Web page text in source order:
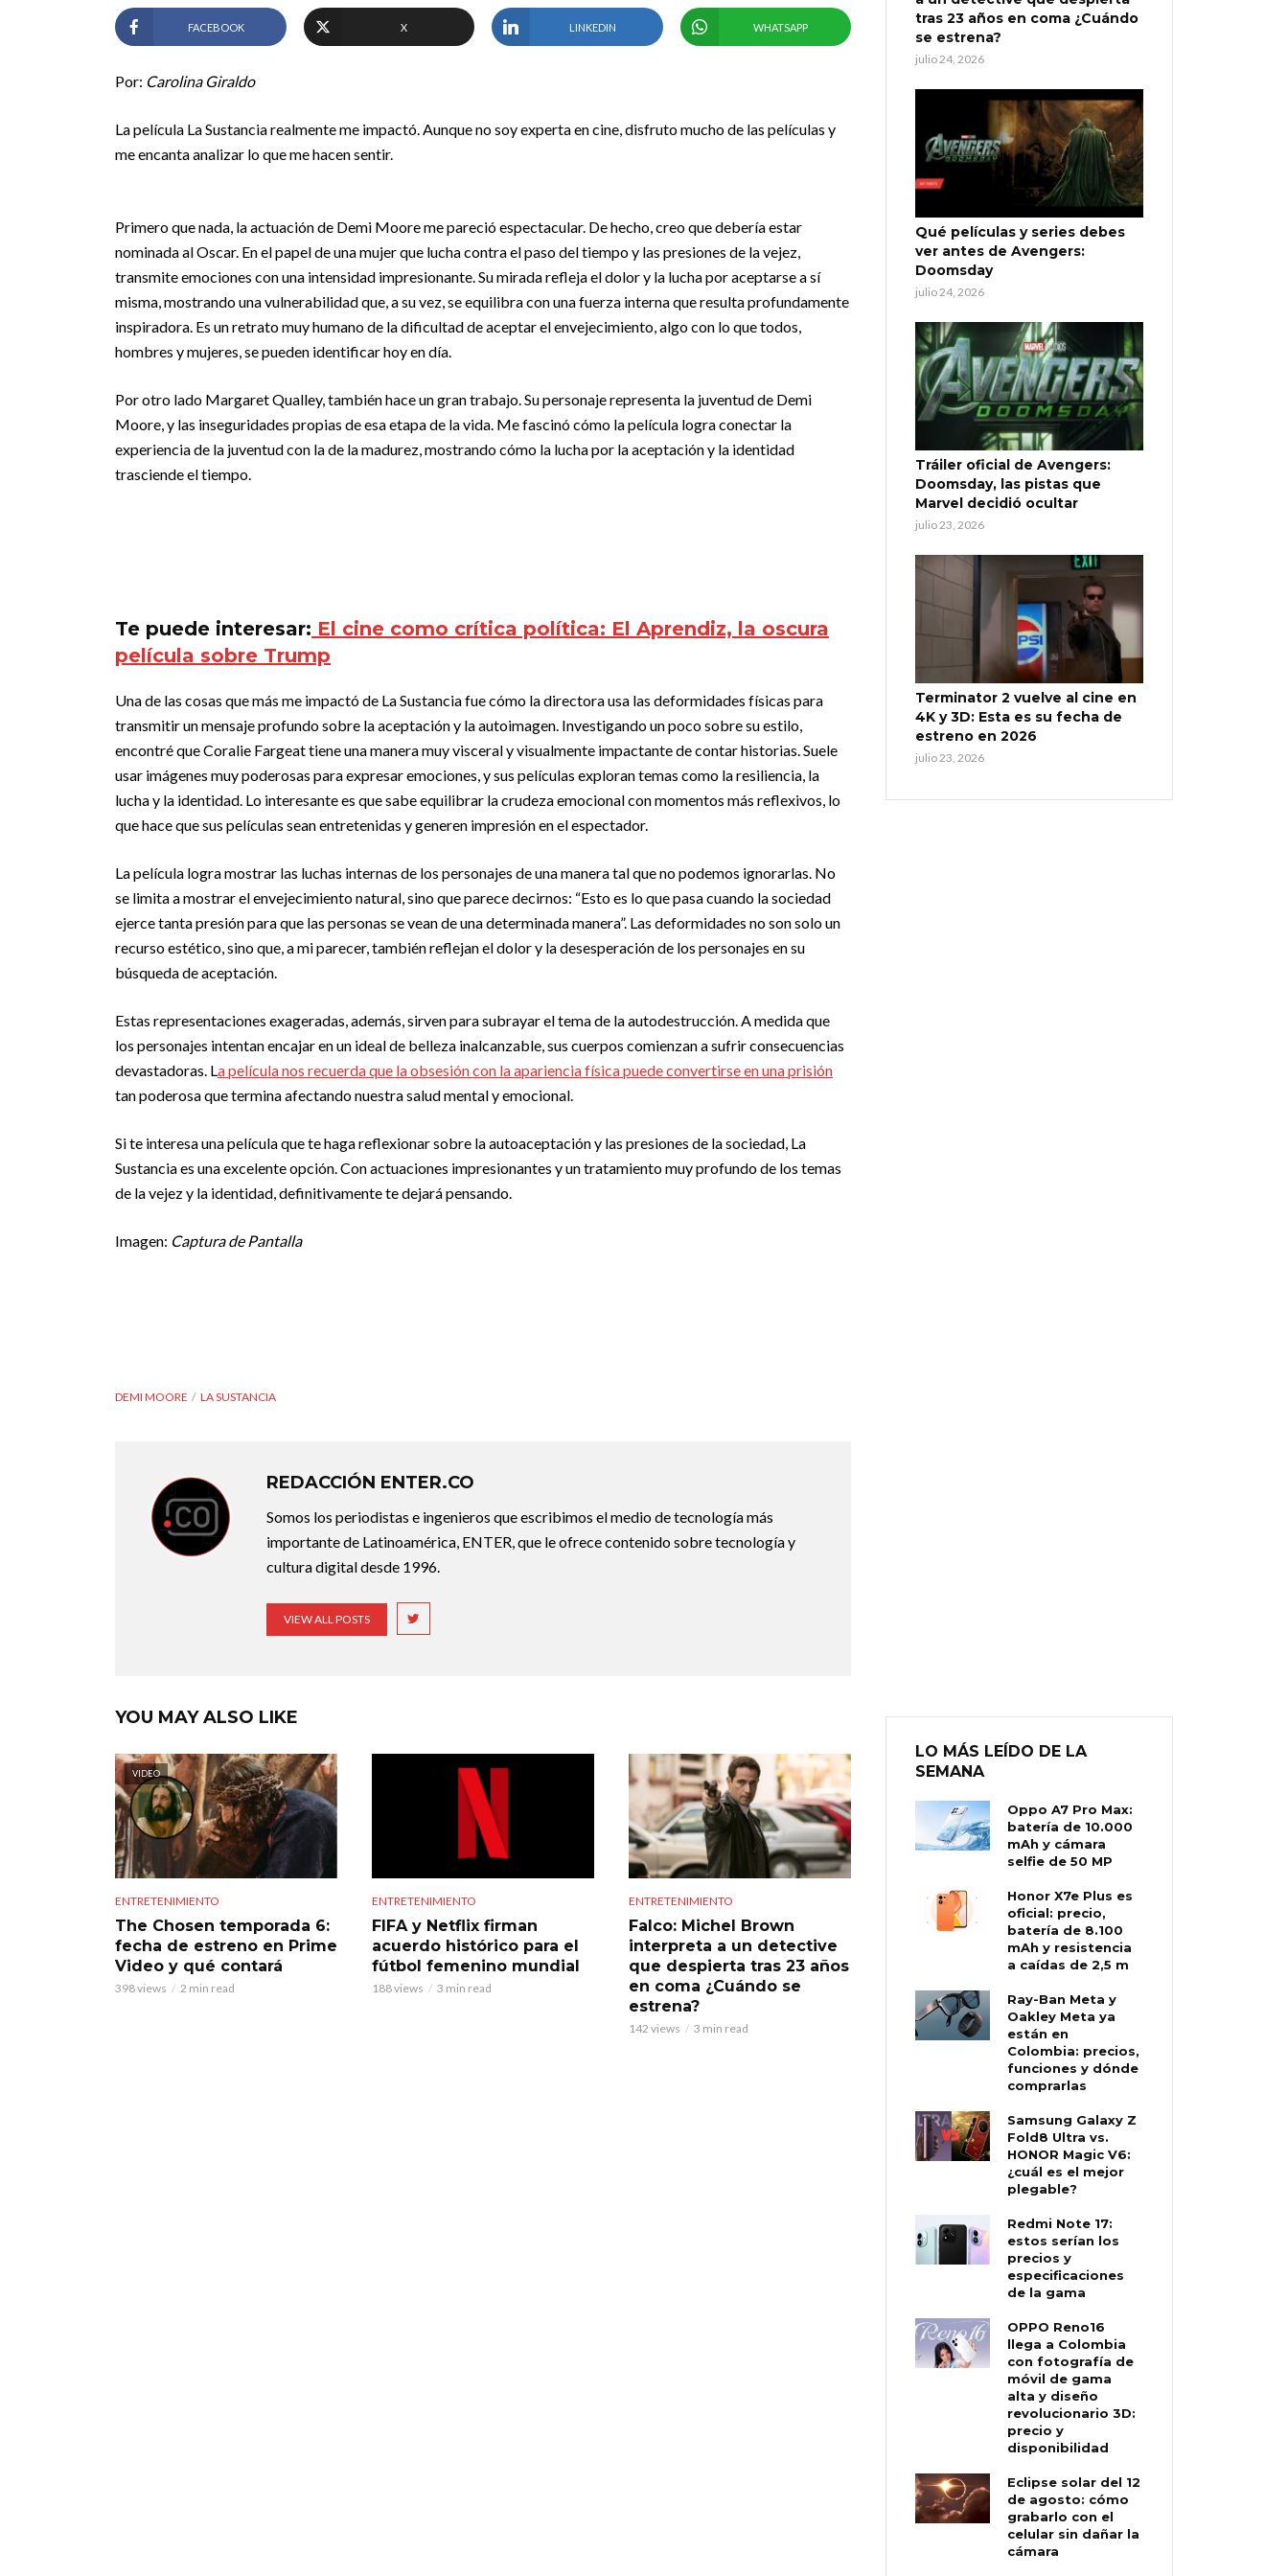
FACEBOOK X LINKEDIN WHATSAPP
Por: Carolina Giraldo
La película La Sustancia realmente me impactó. Aunque no soy experta en cine, disfruto mucho de las películas y
me encanta analizar lo que me hacen sentir.
Primero que nada, la actuación de Demi Moore me pareció espectacular. De hecho, creo que debería estar
nominada al Oscar. En el papel de una mujer que lucha contra el paso del tiempo y las presiones de la vejez,
transmite emociones con una intensidad impresionante. Su mirada refleja el dolor y la lucha por aceptarse a sí
misma, mostrando una vulnerabilidad que, a su vez, se equilibra con una fuerza interna que resulta profundamente
inspiradora. Es un retrato muy humano de la dificultad de aceptar el envejecimiento, algo con lo que todos,
hombres y mujeres, se pueden identificar hoy en día.
Por otro lado Margaret Qualley,también hace un gran trabajo. Su personaje representa la juventud de Demi
Moore, y las inseguridades propias de esa etapa de la vida. Me fascinó cómo la película logra conectar la
experiencia de la juventud con la de la madurez, mostrando cómo la lucha por la aceptación y la identidad
trasciende el tiempo.
Te puede interesar: El cine como crítica política: El Aprendiz, la oscura
película sobre Trump
Una de las cosas que más me impactó de La Sustancia fue cómo la directora usa las deformidades físicas para
transmitir un mensaje profundo sobre la aceptación y la autoimagen. Investigando un poco sobre su estilo,
encontré que Coralie Fargeat tiene una manera muy visceral y visualmente impactante de contar historias. Suele
usar imágenes muy poderosas para expresar emociones, y sus películas exploran temas como la resiliencia, la
lucha y la identidad. Lo interesante es que sabe equilibrar la crudeza emocional con momentos más reflexivos, lo
que hace que sus películas sean entretenidas y generen impresión en el espectador.
La película logra mostrar las luchas internas de los personajes de una manera tal que no podemos ignorarlas. No
se limita a mostrar el envejecimiento natural, sino que parece decirnos: “Esto es lo que pasa cuando la sociedad
ejerce tanta presión para que las personas se vean de una determinada manera”. Las deformidades no son solo un
recurso estético, sino que, a mi parecer, también reflejan el dolor y la desesperación de los personajes en su
búsqueda de aceptación.
Estas representaciones exageradas, además, sirven para subrayar el tema de la autodestrucción. A medida que
los personajes intentan encajar en un ideal de belleza inalcanzable, sus cuerpos comienzan a sufrir consecuencias
devastadoras. La película nos recuerda que la obsesión con la apariencia física puede convertirse en una prisión
tan poderosa que termina afectando nuestra salud mental y emocional.
Si te interesa una película que te haga reflexionar sobre la autoaceptación y las presiones de la sociedad, La
Sustancia es una excelente opción. Con actuaciones impresionantes y un tratamiento muy profundo de los temas
de la vejez y la identidad, definitivamente te dejará pensando.
Imagen: Captura de Pantalla
DEMI MOORE LA SUSTANCIA
REDACCIÓN ENTER.CO
Somos los periodistas e ingenieros que escribimos el medio de tecnología más
importante de Latinoamérica, ENTER, que le ofrece contenido sobre tecnología y
cultura digital desde 1996.
VIEW ALL POSTS
YOU MAY ALSO LIKE
VIDEO
ENTRETENIMIENTO
The Chosen temporada 6:
fecha de estreno en Prime
Video y qué contará
398 views 2 min read
ENTRETENIMIENTO
FIFA y Netflix firman
acuerdo histórico para el
fútbol femenino mundial
188 views 3 min read
ENTRETENIMIENTO
Falco: Michel Brown
interpreta a un detective
que despierta tras 23 años
en coma ¿Cuándo se
estrena?
142 views 3 min read
tras 23 años en coma ¿Cuándo
se estrena?
julio 24, 2026
Qué películas y series debes
ver antes de Avengers:
Doomsday
julio 24, 2026
Tráiler oficial de Avengers:
Doomsday, las pistas que
Marvel decidió ocultar
julio 23, 2026
Terminator 2 vuelve al cine en
4K y 3D: Esta es su fecha de
estreno en 2026
julio 23, 2026
LO MÁS LEÍDO DE LA
SEMANA
Oppo A7 Pro Max:
batería de 10.000
mAh y cámara
selfie de 50 MP
Honor X7e Plus es
oficial: precio,
batería de 8.100
mAh y resistencia
a caídas de 2,5 m
Ray-Ban Meta y
Oakley Meta ya
están en
Colombia: precios,
funciones y dónde
comprarlas
Samsung Galaxy Z
Fold8 Ultra vs.
HONOR Magic V6:
¿cuál es el mejor
plegable?
Redmi Note 17:
estos serían los
precios y
especificaciones
de la gama
OPPO Reno16
llega a Colombia
con fotografía de
móvil de gama
alta y diseño
revolucionario 3D:
precio y
disponibilidad
Eclipse solar del 12
de agosto: cómo
grabarlo con el
celular sin dañar la
cámara